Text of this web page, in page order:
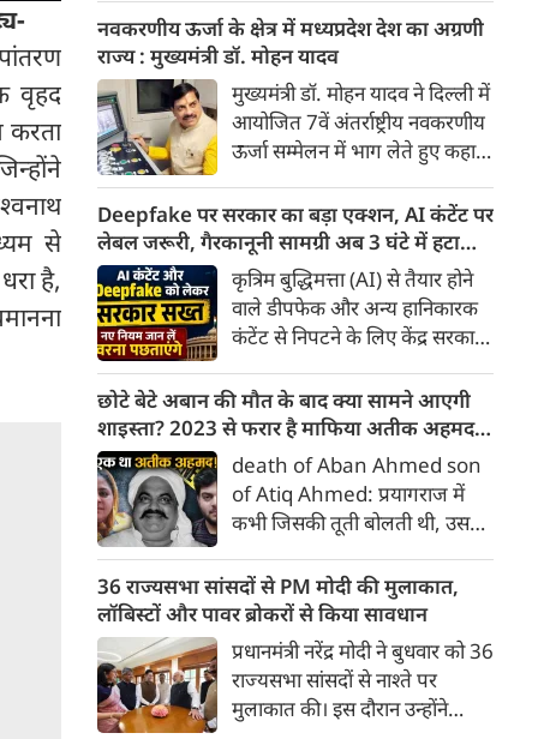
वृहद
करता
से
है,
नियंत्रित करने वाला 'फॉरेन
कंट्रीब्यूशन रेगुलेशन एक्ट' (FCRA)
एक बार फिर बड़े बदलावों को लेकर
सुर्खियों में है। केंद्र सरकार द्वारा लाए
गए FCRA संशोधन बिल 2026 ने न
केवल देश के भीतर, बल्कि सात
समंदर पार अमेरिका तक में सियासी
हलचल बढ़ा दी है।
नवकरणीय ऊर्जा के क्षेत्र में मध्यप्रदेश देश का अग्रणी
राज्य : मुख्यमंत्री डॉ. मोहन यादव
मुख्यमंत्री डॉ. मोहन यादव ने दिल्ली में
आयोजित 7वें अंतर्राष्ट्रीय नवकरणीय
ऊर्जा सम्मेलन में भाग लेते हुए कहा
500 गीगा वॉट गैर-जीवाश्म ऊर्जा
क्षमता के राष्ट्रीय लक्ष्य की प्राप्ति के
लिए पूरी प्रतिबद्धता के साथ कार्य कर
रहा है। उन्होंने कहा कि राज्य
नवकरणीय ऊर्जा, ऊर्जा भंडारण तथा
हरित औद्योगिक विकास के क्षेत्र में
तेजी से आगे बढ़ रहा है। म.प्र. आज
देश के अग्रणी राज्यों में अपनी विशिष्ट
पहचान बना चुका है।
Deepfake पर सरकार का बड़ा एक्शन, AI कंटेंट पर
लेबल जरूरी, गैरकानूनी सामग्री अब 3 घंटे में हटानी
होगी, नए नियम जान लें वरना पछताएंगे
कृत्रिम बुद्धिमत्ता (AI) से तैयार होने
वाले डीपफेक और अन्य हानिकारक
कंटेंट से निपटने के लिए केंद्र सरकार
किया है। सरकार ने AI से तैयार कंटेंट
पर स्पष्ट लेबल और पहचान योग्य
मेटाडेटा उपलब्ध कराना अनिवार्य
किया है। साथ ही, सरकारी या
न्यायालय के आदेश के आधार पर
गैरकानूनी जानकारी हटाने की
समयसीमा 36 घंटे से घटाकर 3 घंटे
कर दी गई है।
छोटे बेटे अबान की मौत के बाद क्या सामने आएगी
शाइस्ता? 2023 से फरार है माफिया अतीक अहमद
की पत्नी
death of Aban Ahmed son
of Atiq Ahmed: प्रयागराज में
कभी जिसकी तूती बोलती थी, उस
अहमद के कुनबे पर कानून और
किस्मत की दोहरी मार पड़ रही है।
जिस झांसी जिले में अप्रैल 2023 में
अतीक के एनकाउंटर में मारे गए बेटे
असद की सांसें थमी थीं, उसी झांसी में
अब उसके छोटे बेटे अबान की भीषण
36 राज्यसभा सांसदों से PM मोदी की मुलाकात,
लॉबिस्टों और पावर ब्रोकरों से किया सावधान
प्रधानमंत्री नरेंद्र मोदी ने बुधवार को 36
राज्यसभा सांसदों से नाश्ते पर
मुलाकात की। इस दौरान उन्होंने